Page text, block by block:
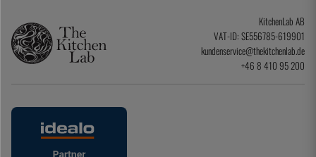
KitchenLab AB
VAT-ID: SE556785-619901
kundenservice@thekitchenlab.de
+46 8 410 95 200